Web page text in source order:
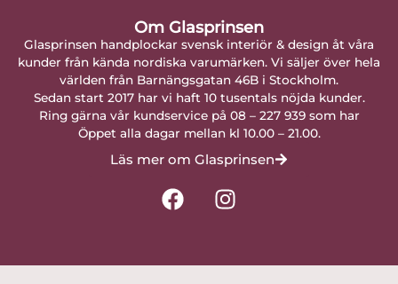
Om Glasprinsen
Glasprinsen handplockar svensk interiör & design åt våra
kunder från kända nordiska varumärken. Vi säljer över hela
världen från Barnängsgatan 46B i Stockholm.
Sedan start 2017 har vi haft 10 tusentals nöjda kunder.
Ring gärna vår kundservice på 08 – 227 939 som har
Öppet alla dagar mellan kl 10.00 – 21.00.
Läs mer om Glasprinsen
F
a
I
n